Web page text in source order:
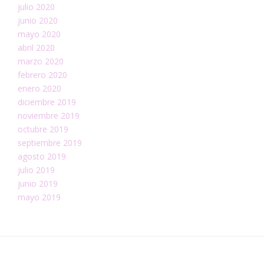
julio 2020
junio 2020
mayo 2020
abril 2020
marzo 2020
febrero 2020
enero 2020
diciembre 2019
noviembre 2019
octubre 2019
septiembre 2019
agosto 2019
julio 2019
junio 2019
mayo 2019